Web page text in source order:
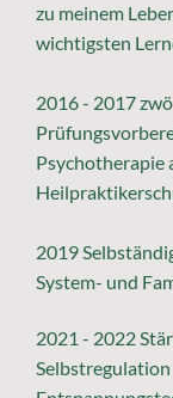
zu meinem
wichtigsten
2016 - 2017
Psychotherapie
2019
System- und
2021 - 2022
Selbstregulation